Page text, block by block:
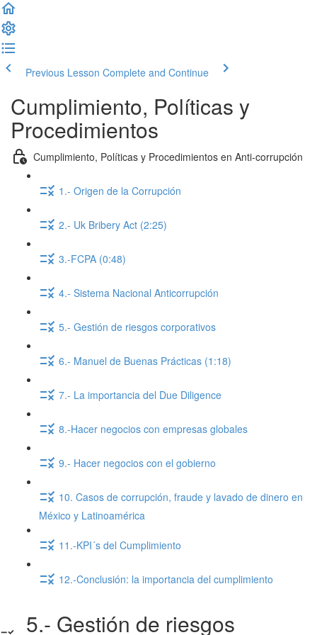
Previous Lesson Complete and Continue
Cumplimiento, Políticas y
Procedimientos
Cumplimiento, Políticas y Procedimientos en Anti-corrupción
1.- Origen de la Corrupción
2.- Uk Bribery Act (2:25)
3.-FCPA (0:48)
4.- Sistema Nacional Anticorrupción
5.- Gestión de riesgos corporativos
6.- Manuel de Buenas Prácticas (1:18)
7.- La importancia del Due Diligence
8.-Hacer negocios con empresas globales
9.- Hacer negocios con el gobierno
10. Casos de corrupción, fraude y lavado de dinero en
México y Latinoamérica
11.-KPI´s del Cumplimiento
12.-Conclusión: la importancia del cumplimiento
5.- Gestión de riesgos